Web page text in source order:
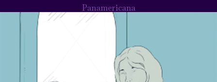
Panamericana